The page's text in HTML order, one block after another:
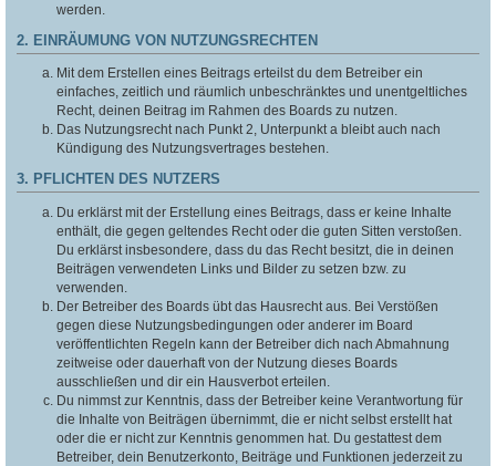
werden.
2. EINRÄUMUNG VON NUTZUNGSRECHTEN
Mit dem Erstellen eines Beitrags erteilst du dem Betreiber ein
einfaches, zeitlich und räumlich unbeschränktes und unentgeltliches
Recht, deinen Beitrag im Rahmen des Boards zu nutzen.
Das Nutzungsrecht nach Punkt 2, Unterpunkt a bleibt auch nach
Kündigung des Nutzungsvertrages bestehen.
3. PFLICHTEN DES NUTZERS
Du erklärst mit der Erstellung eines Beitrags, dass er keine Inhalte
enthält, die gegen geltendes Recht oder die guten Sitten verstoßen.
Du erklärst insbesondere, dass du das Recht besitzt, die in deinen
Beiträgen verwendeten Links und Bilder zu setzen bzw. zu
verwenden.
Der Betreiber des Boards übt das Hausrecht aus. Bei Verstößen
gegen diese Nutzungsbedingungen oder anderer im Board
veröffentlichten Regeln kann der Betreiber dich nach Abmahnung
zeitweise oder dauerhaft von der Nutzung dieses Boards
ausschließen und dir ein Hausverbot erteilen.
Du nimmst zur Kenntnis, dass der Betreiber keine Verantwortung für
die Inhalte von Beiträgen übernimmt, die er nicht selbst erstellt hat
oder die er nicht zur Kenntnis genommen hat. Du gestattest dem
Betreiber, dein Benutzerkonto, Beiträge und Funktionen jederzeit zu